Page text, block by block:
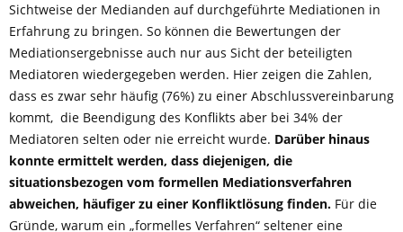
Sichtweise der Medianden auf durchgeführte Mediationen in
Erfahrung zu bringen. So können die Bewertungen der
Mediationsergebnisse auch nur aus Sicht der beteiligten
Mediatoren wiedergegeben werden. Hier zeigen die Zahlen,
dass es zwar sehr häufig (76%) zu einer Abschlussvereinbarung
kommt, die Beendigung des Konflikts aber bei 34% der
Mediatoren selten oder nie erreicht wurde. Darüber hinaus
konnte ermittelt werden, dass diejenigen, die
situationsbezogen vom formellen Mediationsverfahren
abweichen, häufiger zu einer Konfliktlösung finden. Für die
Gründe, warum ein „formelles Verfahren“ seltener eine